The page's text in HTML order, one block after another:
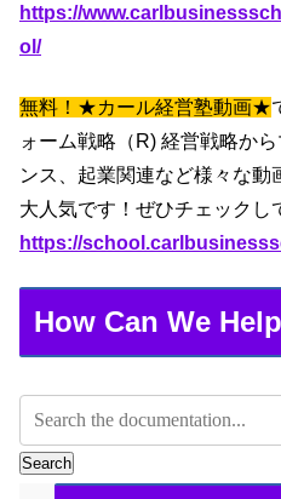
https://
ol/
無料！★カール経営塾動画★
ォーム戦略（R) 経営戦略か
ンス、起業関連など様々な動
大人気です！ぜひチェックし
https://
How Can We
Search